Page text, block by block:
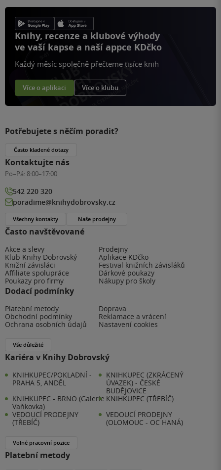
Knihy, recenze a klubové výhody
ve vaší kapse a naší appce KDčko
Každý měsíc společně přečteme tisíce knih
Více o aplikaci Více o klubu
Často navštěvované
Akce a slevy
Prodejny
Klub Knihy Dobrovský
Aplikace KDčko
Knižní závisláci
Festival knižních závisláků
Affiliate spolupráce
Dárkové poukazy
Poukazy pro firmy
Nákupy pro školy
Dodací podmínky
Platební metody
Doprava
Obchodní podmínky
Reklamace a vrácení
Ochrana osobních údajů
Nastavení cookies
Vše důležité
Kariéra v Knihy Dobrovský
KNIHKUPEC/POKLADNÍ -
PRAHA 5, ANDĚL
KNIHKUPEC (ZKRÁCENÝ
ÚVAZEK) - ČESKÉ
BUDĚJOVICE
KNIHKUPEC - BRNO (Galerie
Vaňkovka)
KNIHKUPEC (TŘEBÍČ)
VEDOUCÍ PRODEJNY
(TŘEBÍČ)
VEDOUCÍ PRODEJNY
(OLOMOUC - OC HANÁ)
Volné pracovní pozice
Platební metody
Potřebujete s něčím poradit?
Často kladené dotazy
Kontaktujte nás
Po–Pá: 8:00–17:00
542 220 320
poradime@knihydobrovsky.cz
Všechny kontakty Naše prodejny